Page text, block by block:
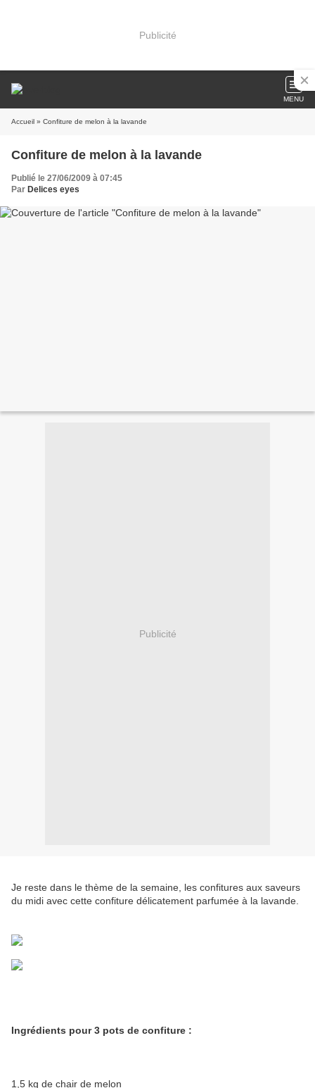
Publicité
MENU
Accueil » Confiture de melon à la lavande
Confiture de melon à la lavande
Publié le 27/06/2009 à 07:45
Par Delices eyes
Publicité
Je reste dans le thème de la semaine, les confitures aux saveurs
du midi avec cette confiture délicatement parfumée à la lavande.
Ingrédients pour 3 pots de confiture :
1,5 kg de chair de melon